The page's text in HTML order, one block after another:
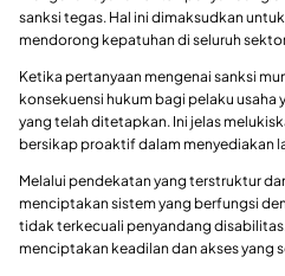
sanksi tegas. Hal ini dimaksudkan
mendorong kepatuhan di seluruh
Ketika pertanyaan mengenai sanksi
konsekuensi hukum bagi pelaku
yang telah ditetapkan. Ini jelas
bersikap proaktif dalam menyediakan
Melalui pendekatan yang terstruktur
menciptakan sistem yang berfungsi
tidak terkecuali penyandang
menciptakan keadilan dan akses yang